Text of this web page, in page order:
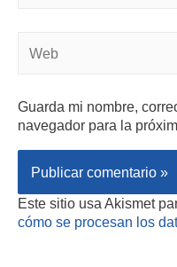
Guarda mi nombre,
navegador para la
Este sitio usa Akismet
cómo se procesan los